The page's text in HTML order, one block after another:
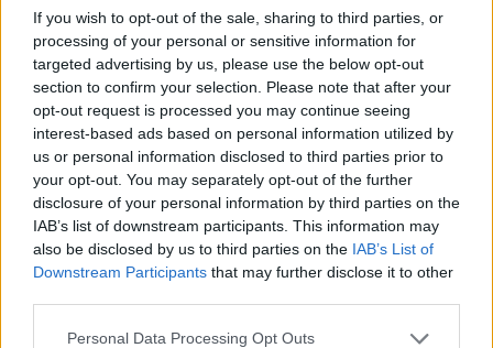
If you wish to opt-out of the sale, sharing to third parties, or
processing of your personal or sensitive information for
targeted advertising by us, please use the below opt-out
section to confirm your selection. Please note that after your
opt-out request is processed you may continue seeing
interest-based ads based on personal information utilized by
us or personal information disclosed to third parties prior to
your opt-out. You may separately opt-out of the further
disclosure of your personal information by third parties on the
IAB’s list of downstream participants. This information may
also be disclosed by us to third parties on the IAB’s List of
Downstream Participants that may further disclose it to other
Please note that this website/app uses one or more Google
Personal Data Processing Opt Outs
Fotó: Szécsi István / Velvet #14
Jön még kép!